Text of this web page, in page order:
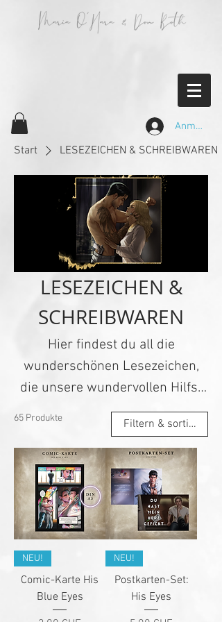
Anmelden
Start LESEZEICHEN & SCHREIBWAREN
LESEZEICHEN &
SCHREIBWAREN
Hier findest du all die
wunderschönen Lesezeichen,
die unsere wundervollen Hilfs-
Feen für uns erstellen.
Außerdem auch unsere
Charakterkarten - frei von jedem
KI. Notizbücher, in denen du
Kriegspläne schmieden kannst,
und Poster, die jedem
klarmachen, wem du gehörst,
Baby.
65 Produkte Filtern & sortieren
NEU!
Comic-Karte His
Blue Eyes
NEU!
Postkarten-Set:
His Eyes